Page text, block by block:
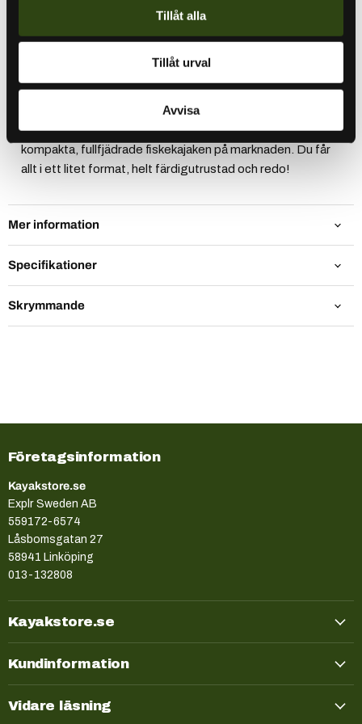
Tillåt alla
Tillåt urval
Avvisa
kontakt med oss. Önskas frakt -
information.
Slayer Propel 10 Max från Native Watercraft erbjuder en
perfekt kombination av funktionalitet och smidig storlek.
Med SpringBlade Rudder System är detta den mest
kompakta, fullfjädrade fiskekajaken på marknaden. Du får
allt i ett litet format, helt färdigutrustad och redo!
Mer information
Specifikationer
Skrymmande
Företagsinformation
Kayakstore.se
Explr Sweden AB
559172-6574
Låsbomsgatan 27
58941 Linköping
013-132808
Kayakstore.se
Kundinformation
Vidare läsning